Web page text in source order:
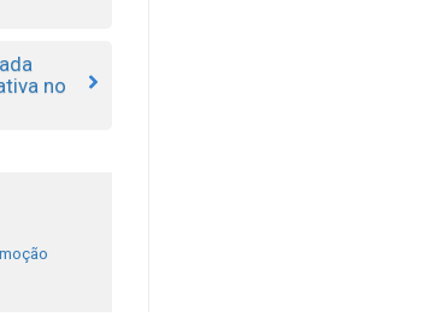
no
moção